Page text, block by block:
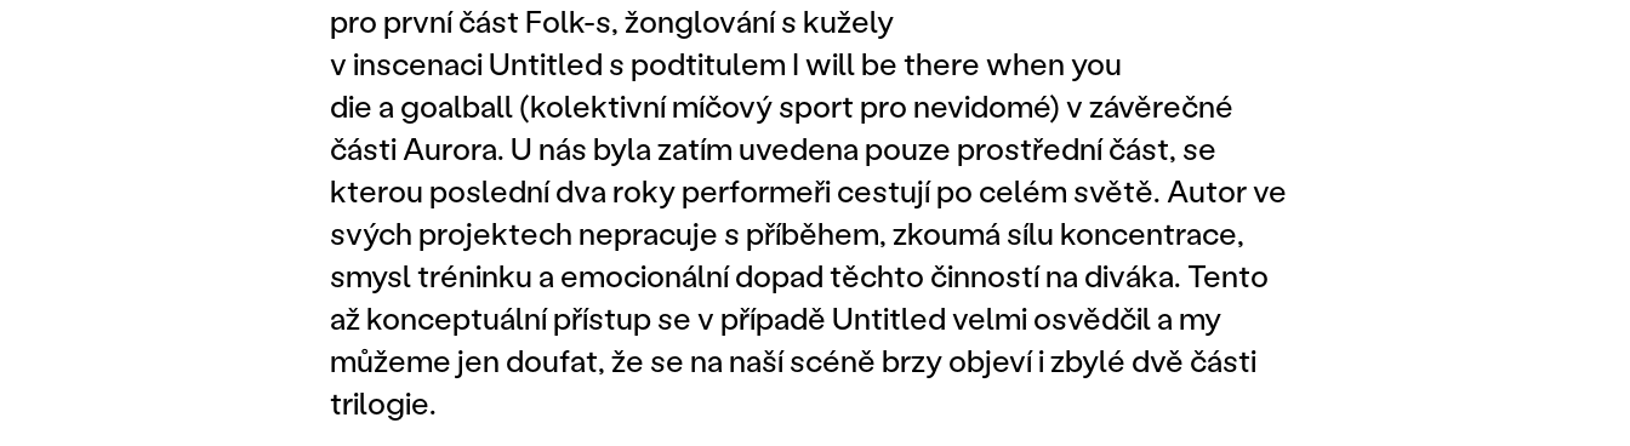
pro první část Folk-s, žonglování s kužely
v inscenaci Untitled s podtitulem I will be there when you
die a goalball (kolektivní míčový sport pro nevidomé) v závěrečné
části Aurora. U nás byla zatím uvedena pouze prostřední část, se
kterou poslední dva roky performeři cestují po celém světě. Autor ve
svých projektech nepracuje s příběhem, zkoumá sílu koncentrace,
smysl tréninku a emocionální dopad těchto činností na diváka. Tento
až konceptuální přístup se v případě Untitled velmi osvědčil a my
můžeme jen doufat, že se na naší scéně brzy objeví i zbylé dvě části
trilogie.